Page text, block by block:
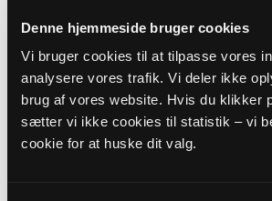
Denne hjemmeside bruger cookies
Vi bruger cookies til at tilpasse vores
analysere vores trafik. Vi deler ikke
brug af vores website. Hvis du klikker
sætter vi ikke cookies til statistik – vi
cookie for at huske dit valg.